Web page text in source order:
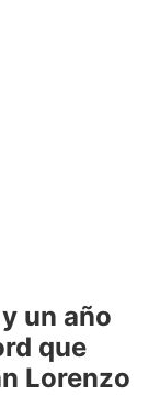
un año
que
Lorenzo